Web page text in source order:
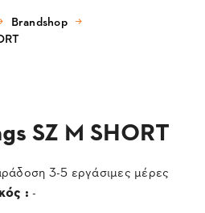
Brandshop
SZ M SHORT
3-5 εργάσιμες μέρες
: -